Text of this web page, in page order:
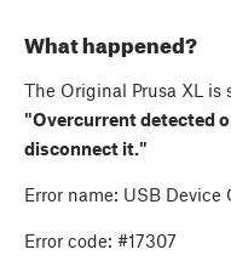
What happened?
The Original Prusa XL is
"Overcurrent detected
disconnect it."
Error name: USB Device
Error code: #17307